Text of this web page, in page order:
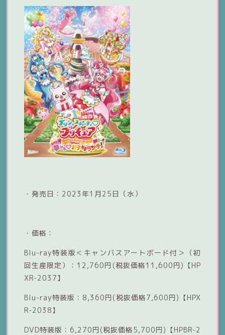
・発売日：2023年1月25日（水）
・価格：
Blu-ray特装版＜キャンバスアートボード付＞（初
回生産限定）：12,760円(税抜価格11,600円)【HP
XR-2037】
Blu-ray特装版：8,360円(税抜価格7,600円)【HPX
R-2038】
DVD特装版：6,270円(税抜価格5,700円)【HPBR-2